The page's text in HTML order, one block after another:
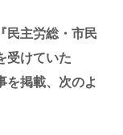
民主労総・市民
受けていた
を掲載、次のよ